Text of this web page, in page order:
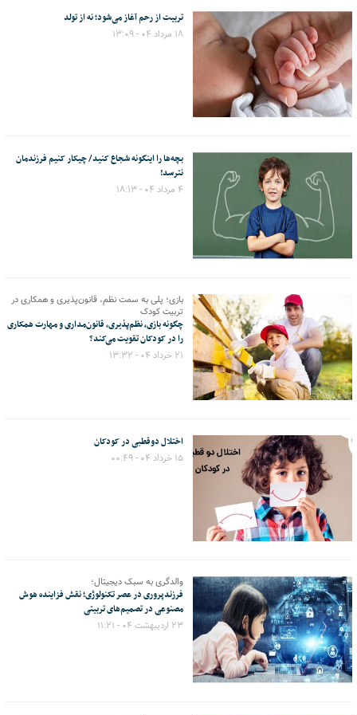
تربیت از رحم آغاز می‌شود؛ نه از تولد
۱۸ مرداد ۰۴ - ۱۳:۰۹
بچه‌ها را اینگونه شجاع کنید/ چیکار کنیم فرزندمان
نترسد!
۴ مرداد ۰۴ - ۱۸:۱۳
بازی؛ پلی به سمت نظم، قانون‌پذیری و همکاری در
تربیت کودک
چگونه بازی، نظم‌پذیری، قانون‌مداری و مهارت همکاری
را در کودکان تقویت می‌کند؟
۲۱ خرداد ۰۴ - ۱۳:۳۲
اختلال دوقطبی در کودکان
۱۵ خرداد ۰۴ - ۰۰:۴۹
والدگری به سبک دیجیتال؛
فرزندپروری در عصر تکنولوژی؛ نقش فزاینده هوش
مصنوعی در تصمیم‌های تربیتی
۲۳ اردیبهشت ۰۴ - ۱۱:۲۱